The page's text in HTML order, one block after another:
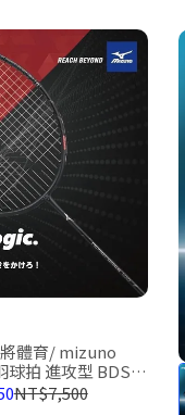
將體育/ mizuno
拍 進攻型 BDSS
af100 AF100
NT$7,500